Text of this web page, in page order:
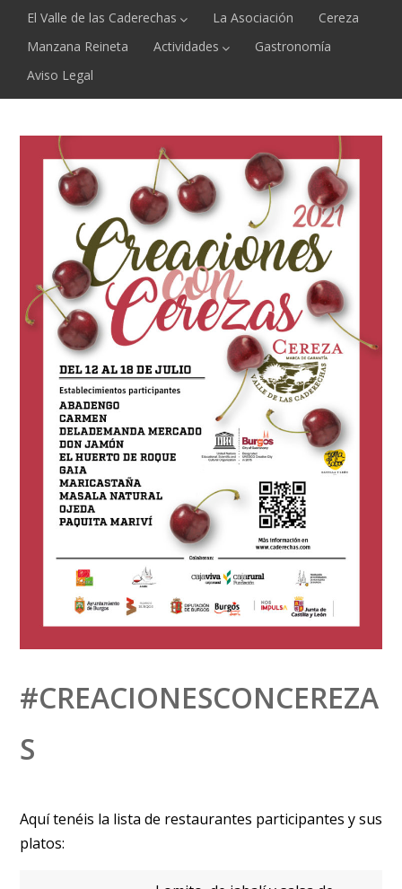
El Valle de las Caderechas La Asociación
Cereza
Manzana Reineta
Actividades
Gastronomía
Aviso Legal
#CREACIONESCONCEREZA
S
Aquí tenéis la lista de restaurantes participantes y sus
platos: